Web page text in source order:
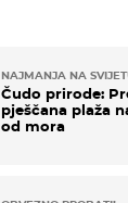
NAJMANJA NA
Čudo prirode:
pješčana plaža
od mora